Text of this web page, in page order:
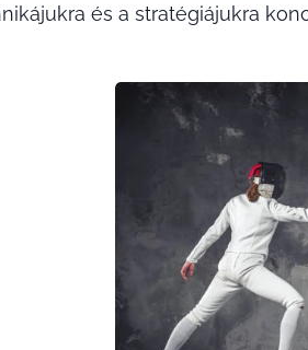
és a stratégiájukra